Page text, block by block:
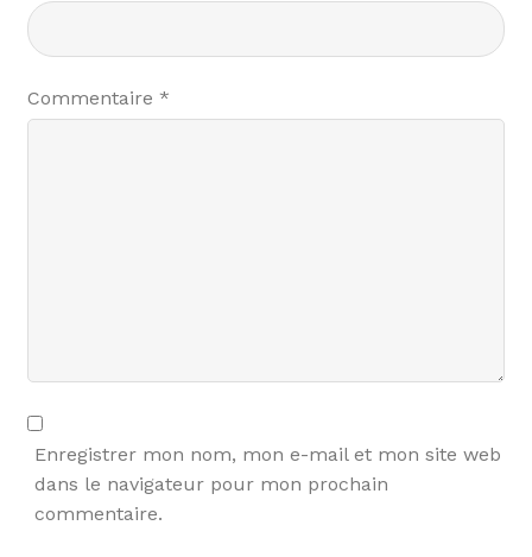
Commentaire *
Enregistrer mon nom, mon e-mail et mon site web
dans le navigateur pour mon prochain
commentaire.